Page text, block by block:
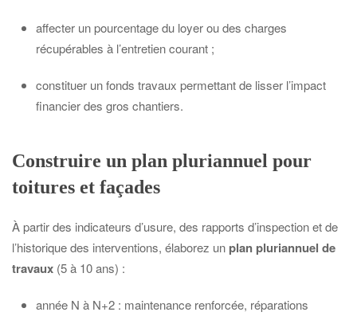
affecter un pourcentage du loyer ou des charges
récupérables à l’entretien courant ;
constituer un fonds travaux permettant de lisser l’impact
financier des gros chantiers.
Construire un plan pluriannuel pour
toitures et façades
À partir des indicateurs d’usure, des rapports d’inspection et de
l’historique des interventions, élaborez un plan pluriannuel de
travaux (5 à 10 ans) :
année N à N+2 : maintenance renforcée, réparations